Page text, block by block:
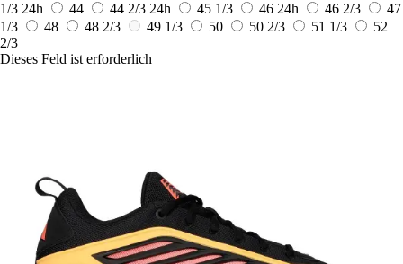
1/3 24h 44 44 2/3 24h 45 1/3 46 24h 46 2/3
47
1/3
48 48 2/3 49 1/3 50 50 2/3 51 1/3
52
2/3
Dieses Feld ist erforderlich